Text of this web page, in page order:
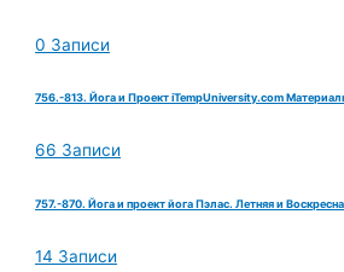
0 Записи
756.-813. Йога и Проект iTempUniversity.com
66 Записи
757.-870. Йога и проект йога Пэлас. Летняя и
14 Записи